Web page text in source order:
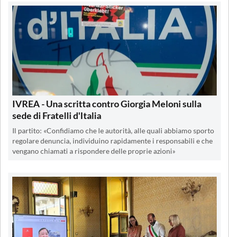
IVREA - Una scritta contro Giorgia Meloni sulla
sede di Fratelli d'Italia
Il partito: «Confidiamo che le autorità, alle quali abbiamo sporto
regolare denuncia, individuino rapidamente i responsabili e che
vengano chiamati a rispondere delle proprie azioni»